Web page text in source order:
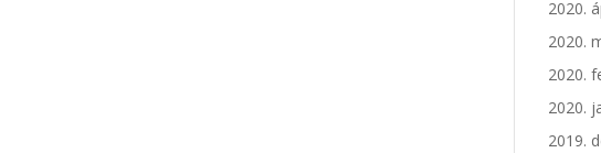
2020.
2020.
2020.
2020.
2019.